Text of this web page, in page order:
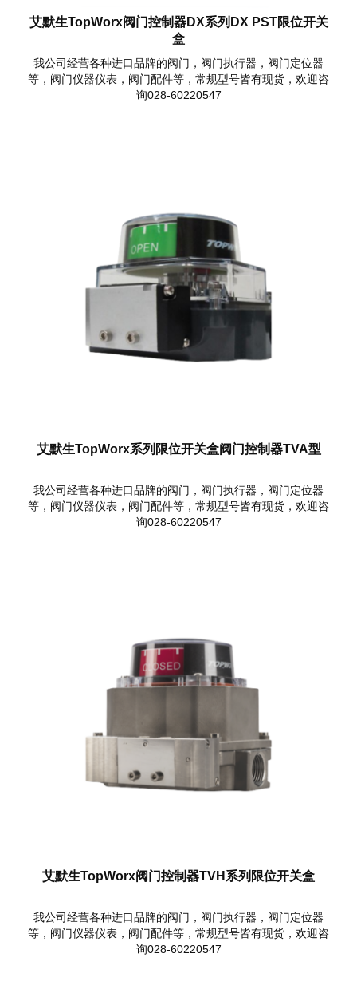
艾默生TopWorx阀门控制器DX系列DX PST限位开关
盒
我公司经营各种进口品牌的阀门，阀门执行器，阀门定位器
等，阀门仪器仪表，阀门配件等，常规型号皆有现货，欢迎咨
询028-60220547
艾默生TopWorx系列限位开关盒阀门控制器TVA型
我公司经营各种进口品牌的阀门，阀门执行器，阀门定位器
等，阀门仪器仪表，阀门配件等，常规型号皆有现货，欢迎咨
询028-60220547
艾默生TopWorx阀门控制器TVH系列限位开关盒
我公司经营各种进口品牌的阀门，阀门执行器，阀门定位器
等，阀门仪器仪表，阀门配件等，常规型号皆有现货，欢迎咨
询028-60220547